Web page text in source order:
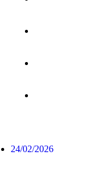
24/02/2026